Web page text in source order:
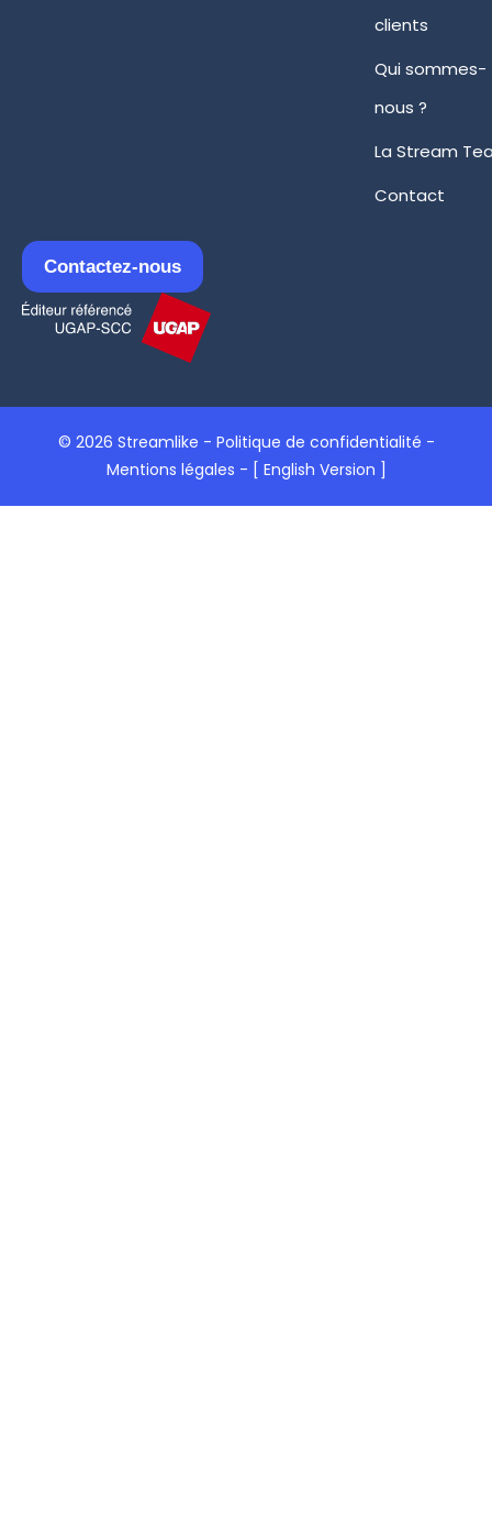
clients
Qui sommes-
nous ?
La Stream
Contact
Contactez-nous
© 2026 Streamlike - Politique de confidentialité -
Mentions légales - [ English Version ]